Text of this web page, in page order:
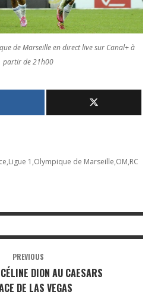
de Marseille en direct live sur Canal+ à
partir de 21h00
Ligue 1 Olympique de Marseille OM RC
PREVIOUS
DION AU CAESARS
DE LAS VEGAS